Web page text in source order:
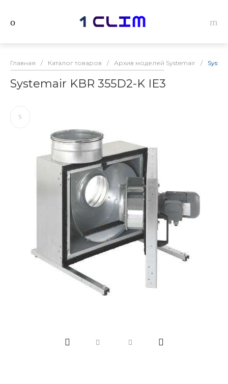
Главная / Каталог товаров / Архив моделей Systemair /
Systemair KBR 355D2-K IE3